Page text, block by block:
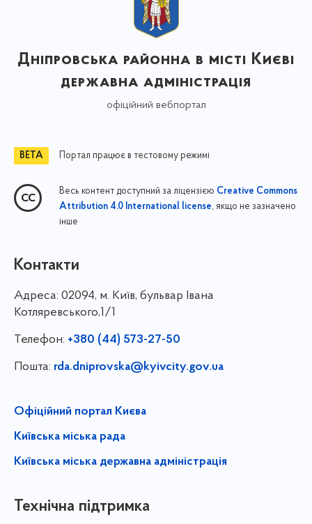
Дніпровська районна в місті Києві
державна адміністрація
офіційний вебпортал
Портал працює в тестовому режимі
Весь контент доступний за ліцензією Creative Commons
Attribution 4.0 International license, якщо не зазначено
інше
Контакти
Адреса: 02094, м. Київ, бульвар Івана
Котляревського,1/1
Телефон: +380 (44) 573-27-50
Пошта: rda.dniprovska@kyivcity.gov.ua
Офіційний портал Києва
Київська міська рада
Київська міська державна адміністрація
Технічна підтримка